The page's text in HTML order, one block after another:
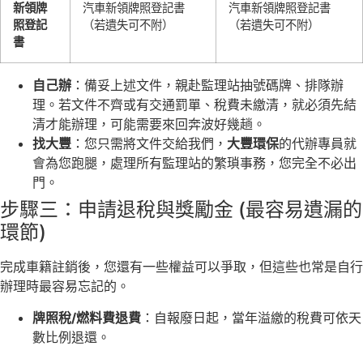
新領牌
照登記
書
汽車新領牌照登記書
（若遺失可不附）
汽車新領牌照登記書
（若遺失可不附）
自己辦 ：備妥上述文件，親赴監理站抽號碼牌、排隊辦
理。若文件不齊或有交通罰單、稅費未繳清，就必須先結
清才能辦理，可能需要來回奔波好幾趟。
找大豐 ：您只需將文件交給我們， 大豐環保的代辦專員就
會為您跑腿，處理所有監理站的繁瑣事務，您完全不必出
門。
步驟三：申請退稅與獎勵金 (最容易遺漏的
環節)
完成車籍註銷後，您還有一些權益可以爭取，但這些也常是自行
辦理時最容易忘記的。
牌照稅/燃料費退費 ：自報廢日起，當年溢繳的稅費可依天
數比例退還。